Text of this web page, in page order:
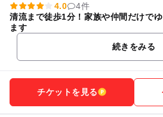
4.0
4件
清流まで徒歩1分！家族や仲間だけで
ます
続きをみる
チケットを見る